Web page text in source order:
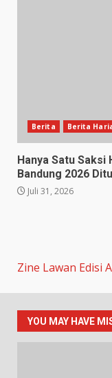
Berita Berita
Hanya Satu Saksi
Bandung 2026
Juli 31, 2026
Zine Lawan Edisi
YOU MAY HAVE